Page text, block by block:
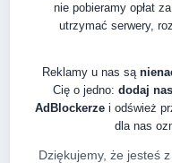
nie pobieramy opłat
utrzymać serwery,
Reklamy u nas są
Cię o jedno: dodaj
AdBlockerze i odśwież
dla nas
Dziękujemy, że jesteś